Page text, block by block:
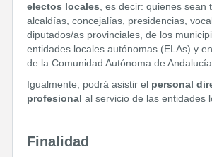
electos locales , es decir: quienes sean
alcaldías, concejalías, presidencias,
diputados/as provinciales, de los
entidades locales autónomas (ELAs) y
de la Comunidad Autónoma de Andalucía.
Igualmente, podrá asistir el personal
profesional al servicio de las entidades
Finalidad